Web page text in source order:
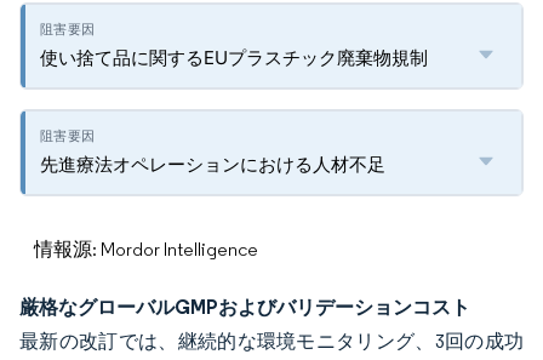
使い捨て品に関するEUプラスチック廃棄物規制
先進療法オペレーションにおける人材不足
情報源: Mordor Intelligence
厳格なグローバルGMPおよびバリデーションコスト
最新の改訂では、継続的な環境モニタリング、3回の成功